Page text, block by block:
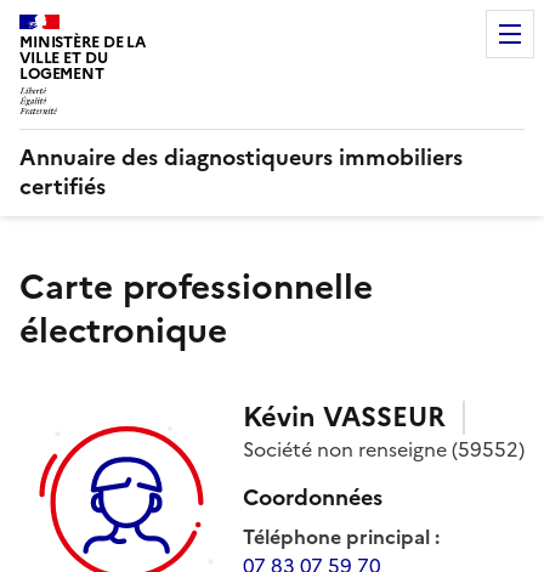
MINISTÈRE DE LA
VILLE ET DU
LOGEMENT
Annuaire des diagnostiqueurs immobiliers
certifiés
Carte professionnelle
électronique
Kévin VASSEUR
Société non renseigne(59552)
Coordonnées
Téléphone principal:
07 83 07 59 70